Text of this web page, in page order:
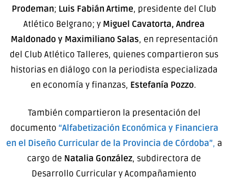
Prodeman; Luis Fabián Artime, presidente del Club
Atlético Belgrano; y Miguel Cavatorta, Andrea
Maldonado y Maximiliano Salas, en representación
del Club Atlético Talleres, quienes compartieron sus
historias en diálogo con la periodista especializada
en economía y finanzas, Estefanía Pozzo.
También compartieron la presentación del
documento “Alfabetización Económica y Financiera
en el Diseño Curricular de la Provincia de Córdoba”, a
cargo de Natalia González, subdirectora de
Desarrollo Curricular y Acompañamiento